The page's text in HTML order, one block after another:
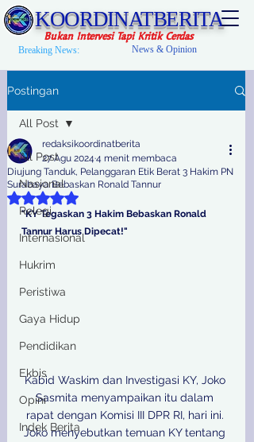
KOORDINATBERITA
Bukan Intervesi Tapi Kritik Cerdas
Breaking News: News & Opinion
Postingan
All Post
Nasional
Relegi
Internasional
Hukrim
Peristiwa
Gaya Hidup
Pendidikan
Ekbis
Opini
Indek Berita
All Post
Diujung Tanduk, Pelanggaran Etik Berat 3 Hakim PN
Surabaya Bebaskan Ronald Tannur
redaksikoordinatberita
27 Agu 2024 4 menit membaca
Dinilai NaN dari 5 bintang.
"KY Tegaskan 3 Hakim Bebaskan Ronald
Tannur Harus Dipecat!"
Kabid Waskim dan Investigasi KY, Joko
Sasmita menyampaikan itu dalam
rapat dengan Komisi III DPR RI, hari ini.
Joko menyebutkan temuan KY tentang